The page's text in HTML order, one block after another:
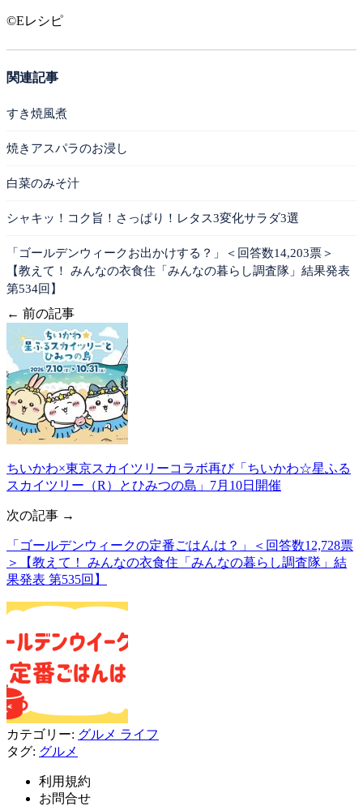
©Eレシピ
関連記事
すき焼風煮
焼きアスパラのお浸し
白菜のみそ汁
シャキッ！コク旨！さっぱり！レタス3変化サラダ3選
「ゴールデンウィークお出かけする？」＜回答数14,203票＞
【教えて！ みんなの衣食住「みんなの暮らし調査隊」結果発表
第534回】
← 前の記事
ちいかわ×東京スカイツリーコラボ再び「ちいかわ☆星ふる
スカイツリー（R）とひみつの島」7月10日開催
次の記事 →
「ゴールデンウィークの定番ごはんは？」＜回答数12,728票
＞【教えて！ みんなの衣食住「みんなの暮らし調査隊」結
果発表 第535回】
カテゴリー: グルメ ライフ
タグ: グルメ
利用規約
お問合せ